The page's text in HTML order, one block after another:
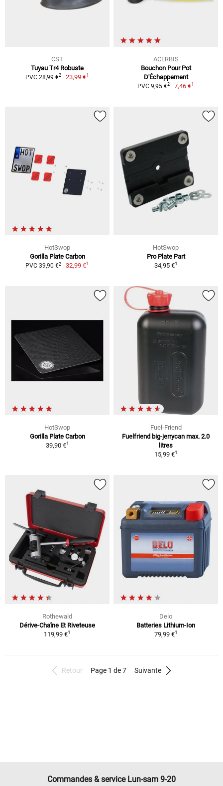
CST
Tuyau Tr4 Robuste
PVC 28,99 €2 23,99 €1
ACERBIS
Bouchon Pour Pot
D'Échappement
PVC 9,95 €2 7,46 €1
HotSwop
Gorilla Plate Carbon
PVC 39,90 €2 32,99 €1
HotSwop
Pro Plate Part
34,95 €1
HotSwop
Gorilla Plate Carbon
39,90 €1
Fuel-Friend
Fuelfriend big-jerrycan max. 2.0
litres
15,99 €1
Rothewald
Dérive-Chaîne Et Riveteuse
119,99 €1
Delo
Batteries Lithium-Ion
79,99 €1
Retour Page 1 de 7 Suivante
Commandes & service Lun-sam 9-20